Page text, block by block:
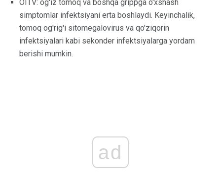
OITV: og'iz tomoq va boshqa grippga o'xshash
simptomlar infektsiyani erta boshlaydi. Keyinchalik,
tomoq og'rig'i sitomegalovirus va qo'ziqorin
infektsiyalari kabi sekonder infektsiyalarga yordam
berishi mumkin.
ad